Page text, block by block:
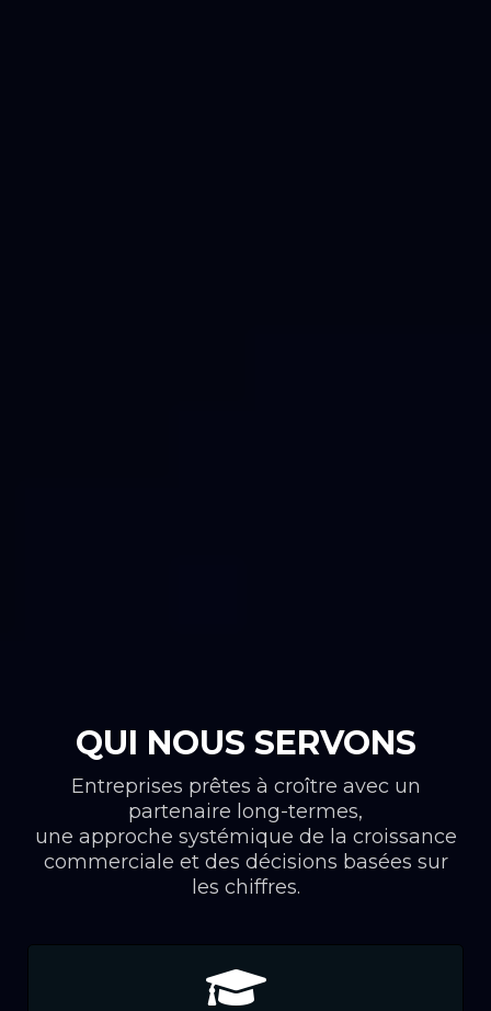
QUI NOUS SERVONS
Entreprises prêtes à croître avec un
partenaire long-termes,
une approche systémique de la croissance
commerciale et des décisions basées sur
les chiffres.